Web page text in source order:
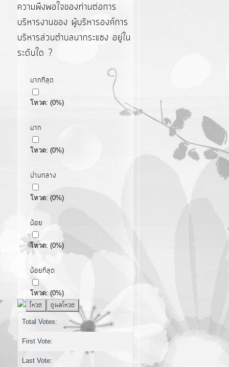
ความพึงพอใจของท่านต่อการ
บริหารงานของ ผู้บริหารองค์การ
บริหารส่วนตำบลนากระแซง อยู่ใน
ระดับใด ?
มากที่สุด
โหวต: (0%)
มาก
โหวต: (0%)
ปานกลาง
โหวต: (0%)
น้อย
โหวต: (0%)
น้อยที่สุด
โหวต: (0%)
Total Votes:
First Vote:
Last Vote: